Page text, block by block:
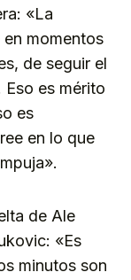
«La
momentos
de seguir el
Eso es mérito
es
en lo que
de Ale
«Es
minutos son